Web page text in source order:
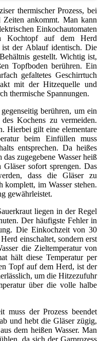
thermischer Prozess, bei
Zeiten ankommt. Man kann
Einkochautomaten
Kochtopf auf dem Herd
der Ablauf identisch. Die
gestellt. Wichtig ist,
Topfboden berühren. Ein
gefaltetes Geschirrtuch
mit der Hitzequelle und
thermische Spannungen.
berühren, um ein
Kochens zu vermeiden.
Hierbei gilt eine elementare
beim Einfüllen muss
entsprechen. Da heißes
zugegebene Wasser heiß
sofort sprengen. Das
dass die Gläser zu
komplett, im Wasser stehen.
gewährleistet.
liegen in der Regel
Der häufigste Fehler in
Die Einkochzeit von 30
einschaltet, sondern erst
die Zieltemperatur von
hält diese Temperatur per
Topf auf dem Herd, ist der
um die Hitzezufuhr
über die volle halbe
muss der Prozess beendet
und hebt die Gläser zügig,
dem heißen Wasser. Man